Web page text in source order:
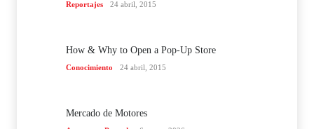
Reportajes 24 abril, 2015
How & Why to Open a Pop-Up Store
Conocimiento 24 abril, 2015
Mercado de Motores